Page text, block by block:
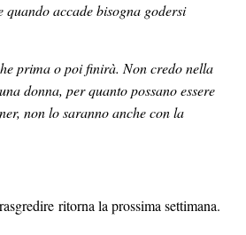
accade bisogna godersi
prima o poi finirà. Non credo nella
donna, per quanto possano essere
non lo saranno anche con la
ritorna la prossima settimana.